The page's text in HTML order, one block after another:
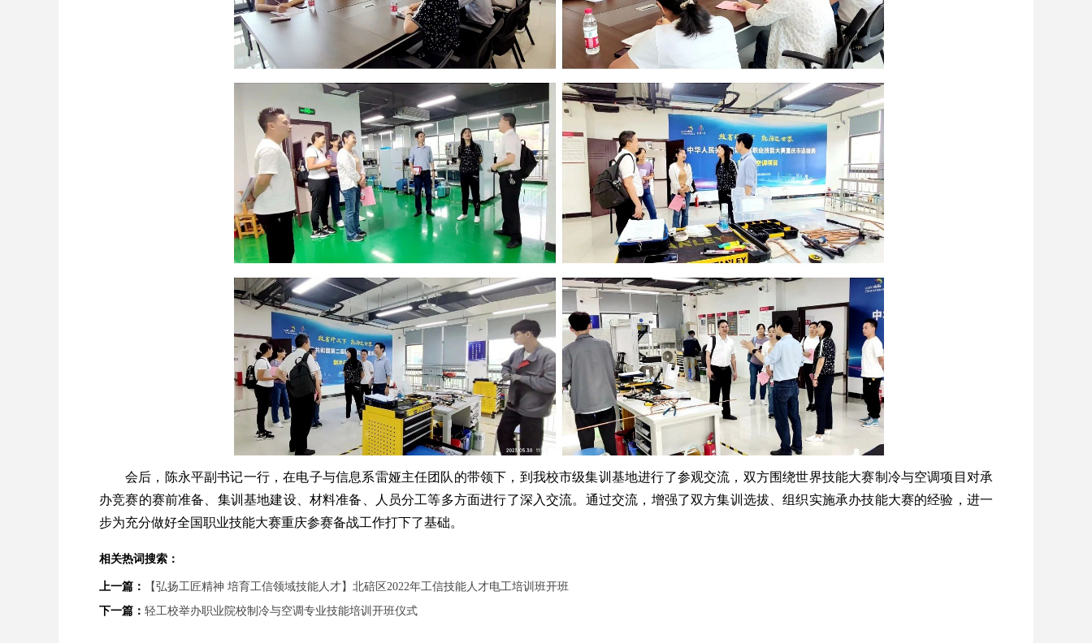
会后，陈永平副书记一行，在电子与信息系雷娅主任团队的带领下，到我校市级集训基地进行了参观交流，双方围绕世界技能大赛制冷与空调项目对承
办竞赛的赛前准备、集训基地建设、材料准备、人员分工等多方面进行了深入交流。通过交流，增强了双方集训选拔、组织实施承办技能大赛的经验，进一
步为充分做好全国职业技能大赛重庆参赛备战工作打下了基础。
相关热词搜索：
上一篇：
【弘扬工匠精神 培育工信领域技能人才】北碚区2022年工信技能人才电工培训班开班
下一篇： 轻工校举办职业院校制冷与空调专业技能培训开班仪式